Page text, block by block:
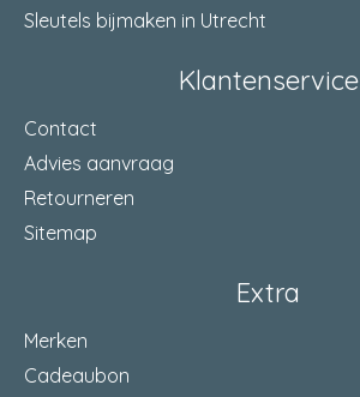
Sleutels bijmaken in Utrecht
Klantenservice
Contact
Advies aanvraag
Retourneren
Sitemap
Extra
Merken
Cadeaubon